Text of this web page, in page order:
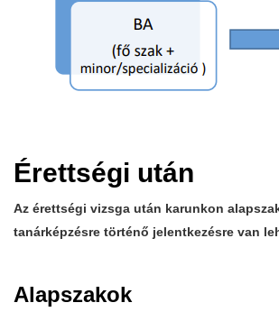
Érettségi után
Az érettségi vizsga után karunkon
tanárképzésre történő jelentkezésre van
Alapszakok